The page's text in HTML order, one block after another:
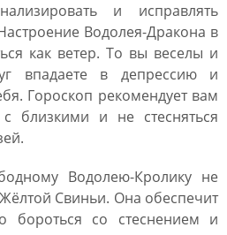
и исправлять
Водолея-Дракона в
как ветер. То вы веселы и
впадаете в депрессию и
Гороскоп рекомендует вам
близкими и не стесняться
Водолею-Кролику не
Свиньи. Она обеспечит
бороться со стеснением и